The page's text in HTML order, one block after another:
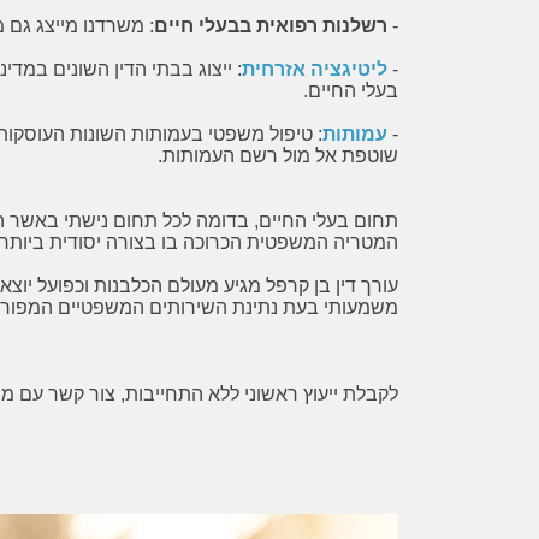
- רשלנות רפואית בבעלי חיים: משרדנו מייצג גם
- ליטיגציה אזרחית: ייצוג בבתי הדין השונים
בעלי החיים.
- עמותות: טיפול משפטי בעמותות השונות
שוטפת אל מול רשם העמותות.
תחום בעלי החיים, בדומה לכל תחום נישתי באשר
המטריה המשפטית הכרוכה בו בצורה יסודית
עורך דין בן קרפל מגיע מעולם הכלבנות וכפועל
משמעותי בעת נתינת השירותים המשפטיים
לקבלת ייעוץ ראשוני ללא התחייבות, צור קשר עם
נועם, נזקקתי לעצה משפטית. מצאתי ברשת
קרפל, ושלחתי לו דוא"ל. עורך הדין ענה לי
הנחוצים, נתן לי עצה והסביר לי את
עזר לי מאוד באותה שעה של תסכול. בזכות
ולשמחתי הצלחנו להגיע להבנה בלי להזדקק
אבל לפני הכל-
ההליך והדרך
הדרך. הישירות
תודה רבה!